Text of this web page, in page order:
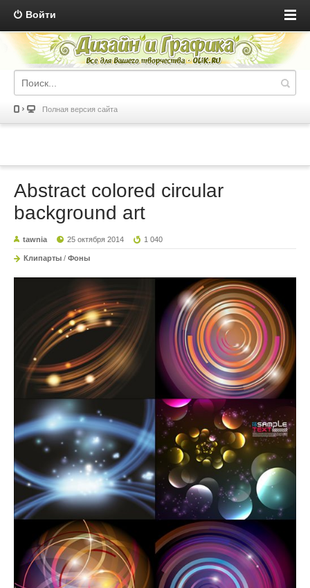
Войти
Полная версия сайта
Abstract colored circular
background art
tawnia 25 октября 2014 1 040
Клипарты / Фоны